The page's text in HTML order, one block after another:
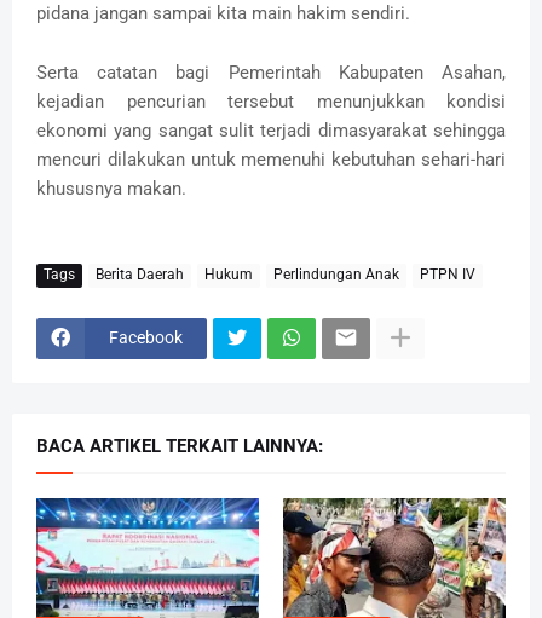
pidana jangan sampai kita main hakim sendiri.
Serta catatan bagi Pemerintah Kabupaten Asahan,
kejadian pencurian tersebut menunjukkan kondisi
ekonomi yang sangat sulit terjadi dimasyarakat sehingga
mencuri dilakukan untuk memenuhi kebutuhan sehari-hari
khususnya makan.
Tags Berita Daerah Hukum Perlindungan Anak PTPN IV
Facebook
BACA ARTIKEL TERKAIT LAINNYA: